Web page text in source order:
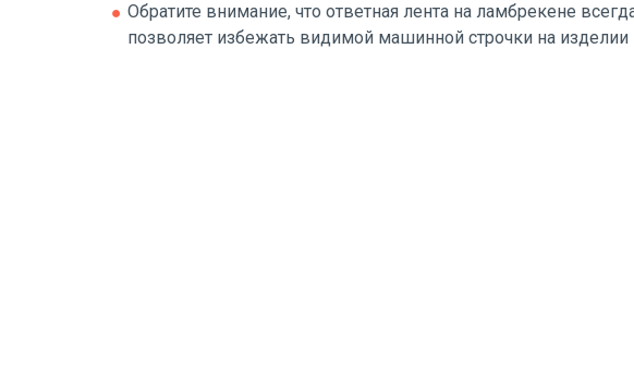
Обратите внимание, что ответная лента на ламбрекене
позволяет избежать видимой машинной строчки на